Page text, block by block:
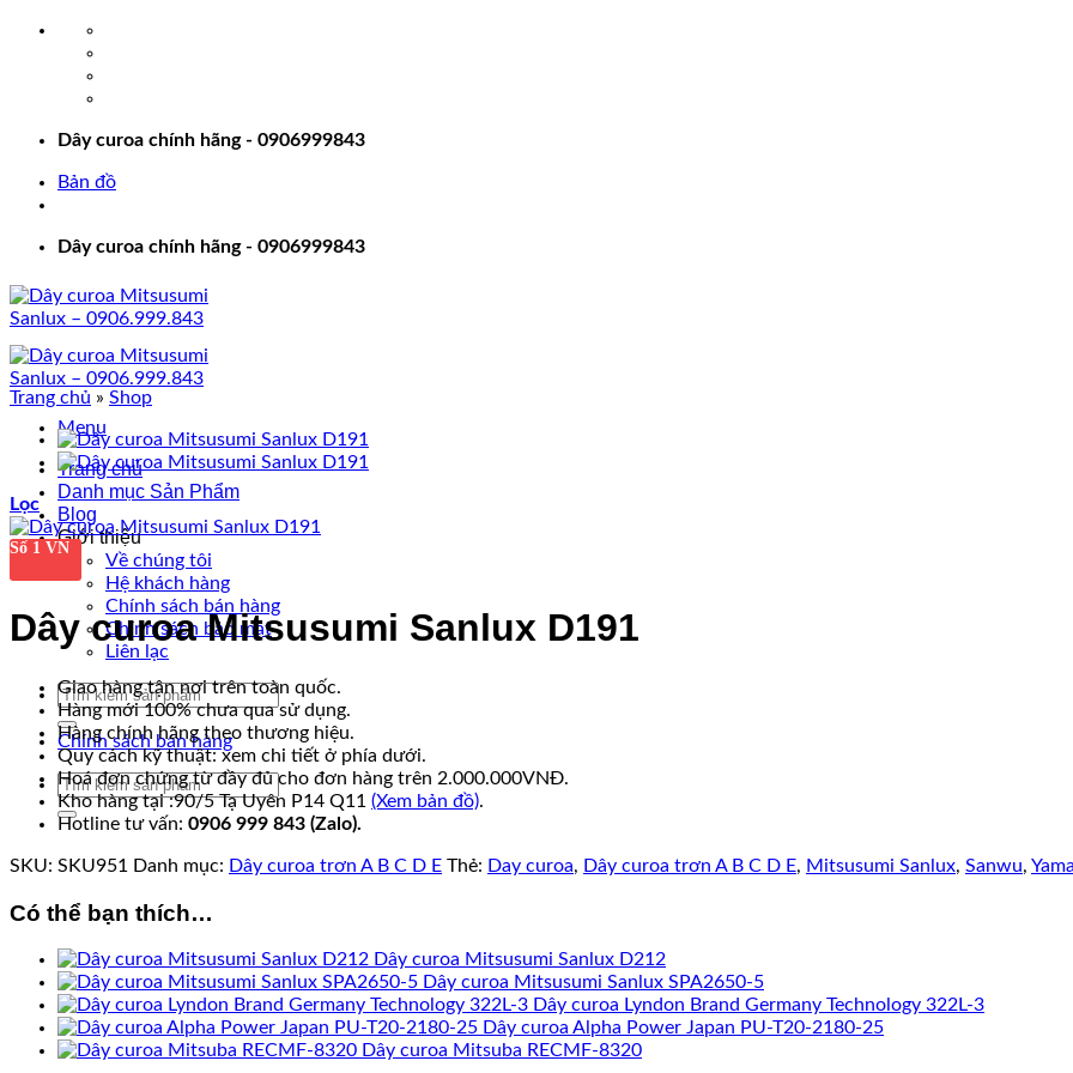
Dây curoa chính hãng - 0906999843
Bản đồ
Dây curoa chính hãng - 0906999843
Menu
Trang chủ
Danh mục Sản Phẩm
Blog
Giới thiệu
Về chúng tôi
Hệ khách hàng
Chính sách bán hàng
Chính sách bảo mật
Liên lạc
Tìm
kiếm:
Chính sách bán hàng
Tìm
kiếm:
Trang chủ » Shop
Lọc
Số 1 VN
Dây curoa Mitsusumi Sanlux D191
Giao hàng tận nơi trên toàn quốc.
Hàng mới 100% chưa qua sử dụng.
Hàng chính hãng theo thương hiệu.
Quy cách kỹ thuật: xem chi tiết ở phía dưới.
Hoá đơn chứng từ đầy đủ cho đơn hàng trên 2.000.000VNĐ.
Kho hàng tại :90/5 Tạ Uyên P14 Q11 (Xem bản đồ).
Hotline tư vấn: 0906 999 843 (Zalo).
SKU: SKU951 Danh mục: Dây curoa trơn A B C D E Thẻ: Day curoa, Dây curoa trơn A B C D E, Mitsusumi Sanlux, Sanwu,
Có thể bạn thích…
Dây curoa Mitsusumi Sanlux D212
Dây curoa Mitsusumi Sanlux SPA2650-5
Dây curoa Lyndon Brand Germany Technology 322L-3
Dây curoa Alpha Power Japan PU-T20-2180-25
Dây curoa Mitsuba RECMF-8320